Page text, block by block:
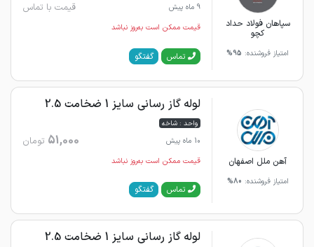
سپاهان فولاد حداد
کچو
امتیاز فروشنده: 95%
9 ماه پیش
قیمت با تماس
قیمت ممکن است به‌روز نباشد
تماس گفتگو
آهن ملل اصفهان
امتیاز فروشنده: 80%
لوله گاز رسانی سایز 1 ضخامت 2.5
واحد : شاخه
10 ماه پیش
51,000 تومان
قیمت ممکن است به‌روز نباشد
تماس گفتگو
لوله گاز رسانی سایز 1 ضخامت 2.5